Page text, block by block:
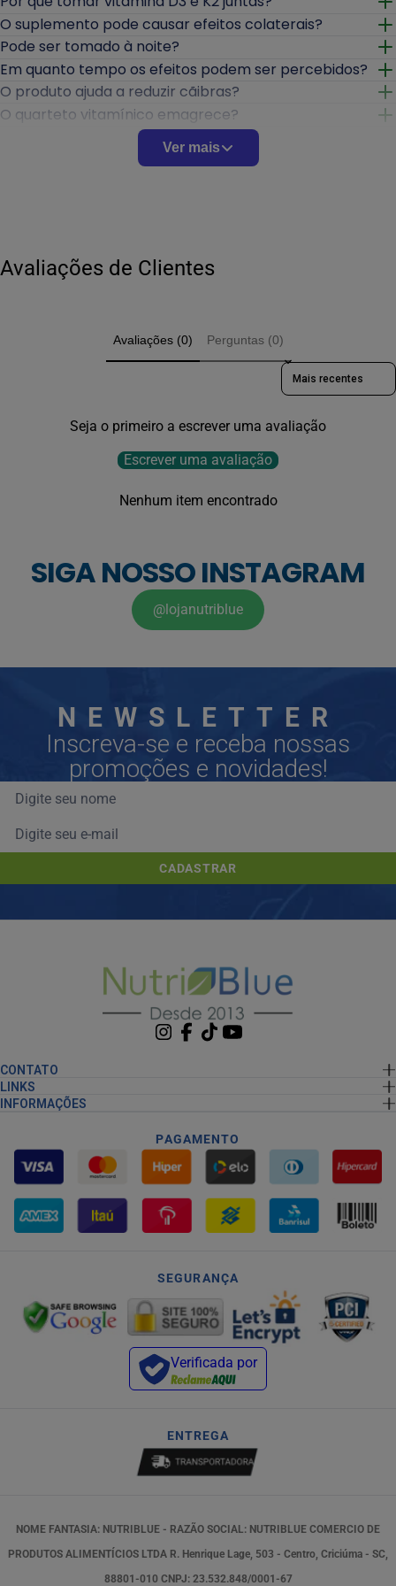
Abrir
O suplemento pode causar efeitos colaterais?
Abrir
Pode ser tomado à noite?
Abrir
Em quanto tempo os efeitos podem ser percebidos?
Abrir
O produto ajuda a reduzir cãibras?
Abrir
O quarteto vitamínico emagrece?
Abrir
Tem glúten ou lactose?
Precisa de receita médica?
Abrir
Ver mais
Avaliações de Clientes
Avaliações (0) Perguntas (0)
Sort reviews by
Seja o primeiro a escrever uma avaliação
Escrever uma avaliação
Nenhum item encontrado
SIGA NOSSO INSTAGRAM
@lojanutriblue
NEWSLETTER
Inscreva-se e receba nossas
promoções e novidades!
CADASTRAR
CONTATO
LINKS
INFORMAÇÕES
PAGAMENTO
SEGURANÇA
Verificada por
ENTREGA
NOME FANTASIA: NUTRIBLUE - RAZÃO SOCIAL: NUTRIBLUE COMERCIO DE
PRODUTOS ALIMENTÍCIOS LTDA R. Henrique Lage, 503 - Centro, Criciúma - SC,
88801-010 CNPJ: 23.532.848/0001-67